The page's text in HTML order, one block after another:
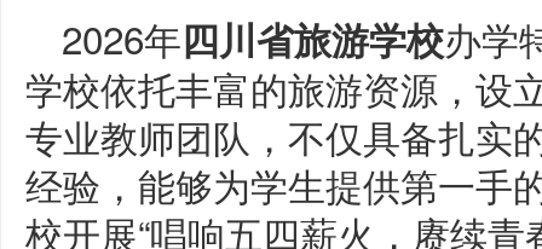
2026年四川省旅游学校办学
学校依托丰富的旅游资源，设
专业教师团队，不仅具备扎实
经验，能够为学生提供第一手
校开展“唱响五四薪火，赓续